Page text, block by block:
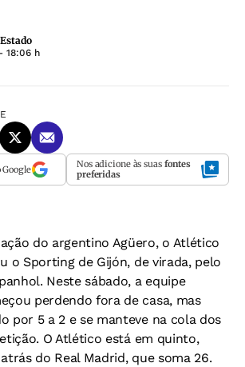
18:06 h
Nos adicione às suas fontes
preferidas
do argentino Agüero, o Atlético
o Sporting de Gijón, de virada, pelo
Neste sábado, a equipe
perdendo fora de casa, mas
por 5 a 2 e se manteve na cola dos
O Atlético está em quinto,
do Real Madrid, que soma 26.